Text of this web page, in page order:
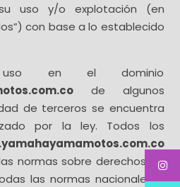
uso y/o explotación (en
con base a lo establecido
uso en el dominio
de algunos
de terceros se encuentra
por la ley. Todos los
normas sobre derechos de
las normas nacionales e